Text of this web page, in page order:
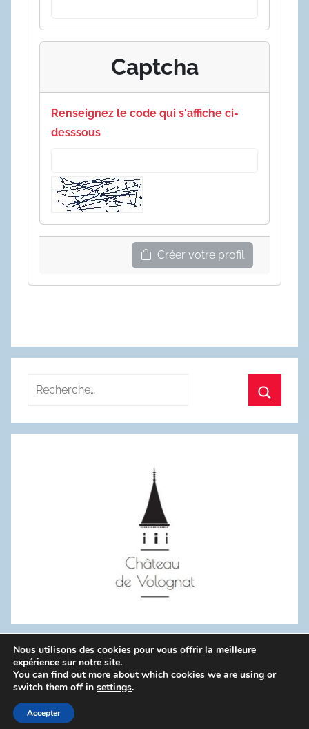
Captcha
Renseignez le code qui s'affiche ci-
desssous
Créer votre profil
Recherche
:
WordPress Theme: Donovan by ThemeZee.
Politique de confidentialité
Nous utilisons des cookies pour vous offrir la meilleure
expérience sur notre site.
You can find out more about which cookies we are using or
switch them off in settings.
Accepter